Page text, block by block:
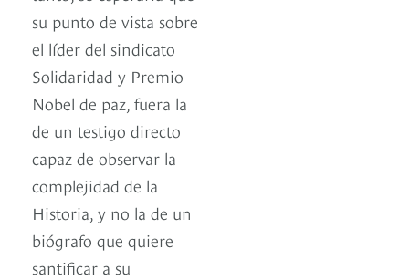
su punto de vista sobre
el líder del sindicato
Solidaridad y Premio
Nobel de paz, fuera la
de un testigo directo
capaz de observar la
complejidad de la
Historia, y no la de un
biógrafo que quiere
santificar a su